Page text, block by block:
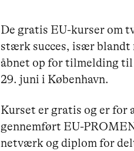
De gratis EU-kurser om
stærk succes, især blandt
åbnet op for tilmelding til
29. juni i København.
Kurset er gratis og er for
gennemført EU-
netværk og diplom for